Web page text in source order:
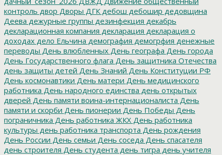
контроль двор Дворы ДГК дебош дебошир дедовщина
Деева дежурные группы дезинфекция декабрь
декларационная компания декларация декларация о
доходах дело Ельчина демография демогрфия денежные
переводы День влюбленных День географа День города
День Государственного флага День защитника Отечества
день защиты детей День Знаний День Конституции РФ
День космонавтики День матери День медицинского
работника День народного единства день открытых
дверей День памяти воина-интернационалиста День
памяти и скорби День пионерии День Победы День
пограничника День работника ЖКХ День работника
культуры день работника транспорта День рождения
День России День семьи День соседа День спасателя
день строителя День студента день тигра день учителя